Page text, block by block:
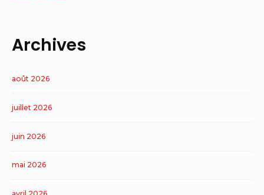
Archives
août 2026
juillet 2026
juin 2026
mai 2026